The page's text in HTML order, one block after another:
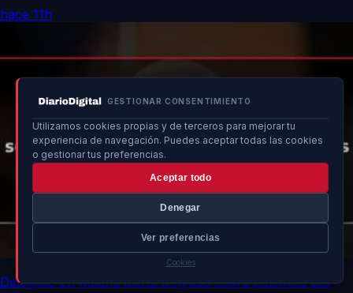
GESTIONAR CONSENTIMIENTO
Utilizamos cookies propias y de terceros para mejorar tu
experiencia de navegación. Puedes aceptar todas las cookies
o gestionar tus preferencias.
Aceptar todo
Denegar
Ver preferencias
Cookies
hace 11h
Delegado en Madrid alerta a Ayuso sobre polémica por